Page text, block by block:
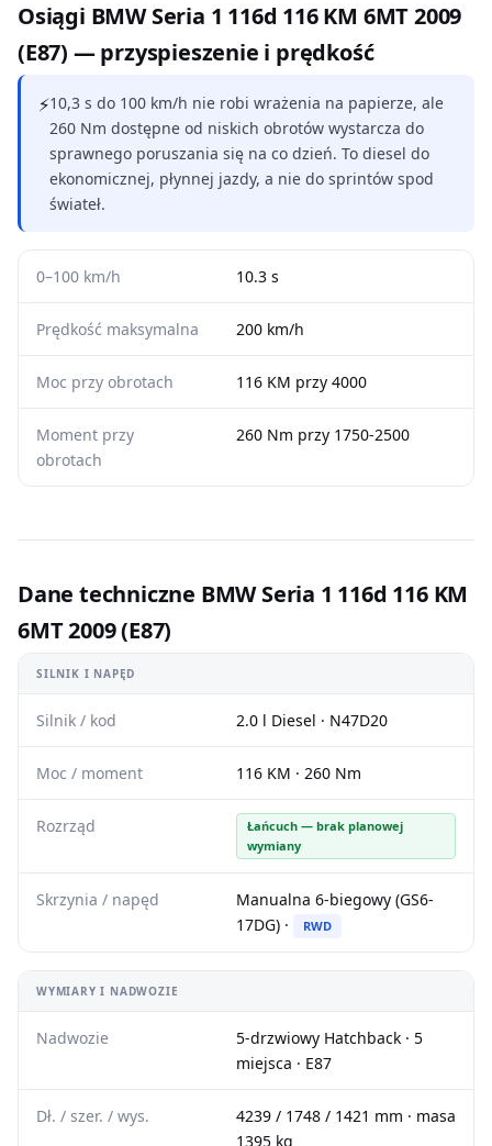
Osiągi BMW Seria 1 116d 116 KM 6MT 2009
(E87) — przyspieszenie i prędkość
⚡10,3 s do 100 km/h nie robi wrażenia na papierze, ale
260 Nm dostępne od niskich obrotów wystarcza do
sprawnego poruszania się na co dzień. To diesel do
ekonomicznej, płynnej jazdy, a nie do sprintów spod
świateł.
0–100 km/h 10.3 s
Prędkość maksymalna 200 km/h
Moc przy obrotach 116 KM przy 4000
Moment przy
obrotach
260 Nm przy 1750-2500
Dane techniczne BMW Seria 1 116d 116 KM
6MT 2009 (E87)
SILNIK I NAPĘD
Silnik / kod 2.0 l Diesel · N47D20
Moc / moment 116 KM · 260 Nm
Rozrząd
Łańcuch — brak planowej
wymiany
Skrzynia / napęd
Manualna 6-biegowy (GS6-
17DG) ·
RWD
WYMIARY I NADWOZIE
Nadwozie
5-drzwiowy Hatchback · 5
miejsca · E87
Dł. / szer. / wys.
4239 / 1748 / 1421 mm · masa
1395 kg